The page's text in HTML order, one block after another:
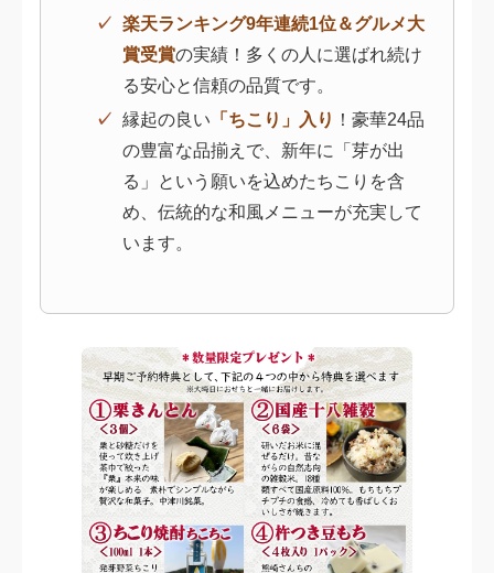
楽天ランキング9年連続1位＆グルメ大
賞受賞の実績！多くの人に選ばれ続け
る安心と信頼の品質です。
縁起の良い 「ちこり」入り ！豪華24品
の豊富な品揃えで、新年に「芽が出
る」という願いを込めたちこりを含
め、伝統的な和風メニューが充実して
います。